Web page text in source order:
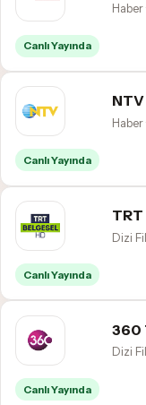
Canlı Yayında
NTV
Haber
Canlı Yayında
Dizi
Canlı Yayında
360
Dizi
Canlı Yayında